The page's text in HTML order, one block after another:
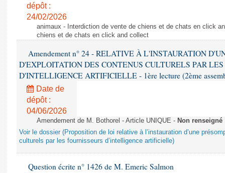
Questions écrites et orales
Comptes rendus des débats
dépôt :
24/02/2026
animaux - Interdiction de vente de chiens et de chats en click
chiens et de chats en click and collect
Amendement n° 24 - RELATIVE À L'INSTAURATION
D'EXPLOITATION DES CONTENUS CULTURELS PAR LES
D'INTELLIGENCE ARTIFICIELLE - 1ère lecture (2ème
Date de
dépôt :
04/06/2026
Amendement de M. Bothorel - Article UNIQUE - Non renseigné
Voir le dossier (Proposition de loi relative à l’instauration d’une
culturels par les fournisseurs d’intelligence artificielle)
Question écrite n° 1426 de M. Emeric Salmon